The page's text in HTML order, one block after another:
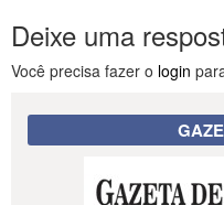
Deixe uma
Você precisa fazer o login